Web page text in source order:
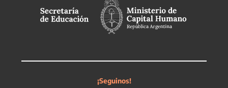
¡Seguinos!